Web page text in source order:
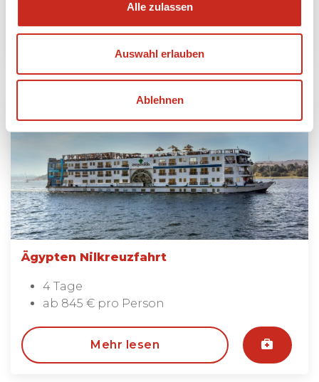
Alle zulassen
Auswahl erlauben
Ablehnen
Mehr lesen
Ägypten Nilkreuzfahrt
4 Tage
ab 845 € pro Person
Mehr lesen